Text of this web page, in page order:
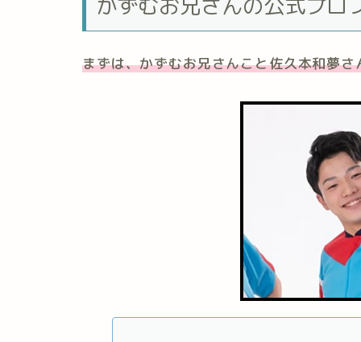
まずは、かずむお兄さんこと佐久本和夢